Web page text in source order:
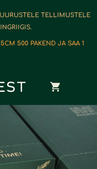
TELLIMUSTELE
500 PAKEND JA SAA 1